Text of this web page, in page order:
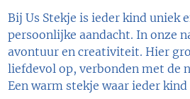
Bij Us Stekje is ieder kind uniek
persoonlijke aandacht. In onze
avontuur en creativiteit. Hier
liefdevol op, verbonden met de
Een warm stekje waar ieder